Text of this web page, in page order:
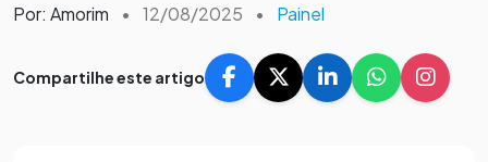
Por: Amorim • 12/08/2025 • Painel
Compartilhe este artigo